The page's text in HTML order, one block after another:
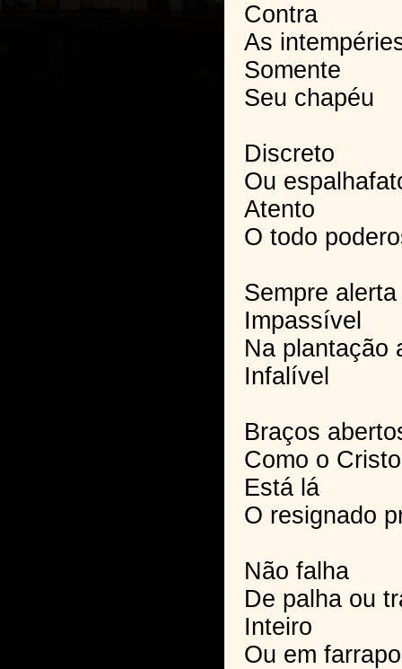
Contra
As
Somente
Seu chapéu
Discreto
Ou
Atento
O todo
Sempre alerta
Impassível
Na plantação
Infalível
Braços
Como o
Está lá
O resignado
Não falha
De palha ou
Inteiro
Ou em